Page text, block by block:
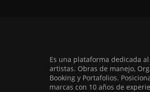
Es una plataforma dedicada
artistas. Obras de manejo,
Booking y Portafolios.
marcas con 10 años de